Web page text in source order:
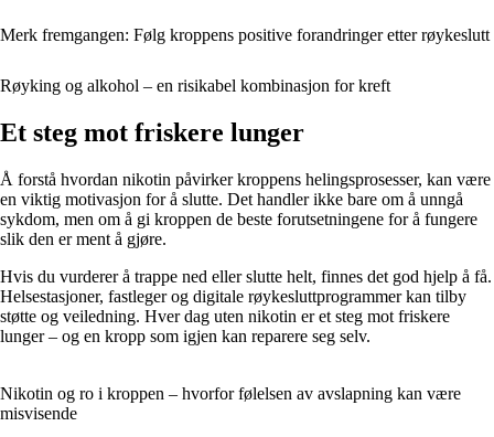
Merk fremgangen: Følg kroppens positive forandringer etter røykeslutt
Røyking og alkohol – en risikabel kombinasjon for kreft
Et steg mot friskere lunger
Å forstå hvordan nikotin påvirker kroppens helingsprosesser, kan være
en viktig motivasjon for å slutte. Det handler ikke bare om å unngå
sykdom, men om å gi kroppen de beste forutsetningene for å fungere
slik den er ment å gjøre.
Hvis du vurderer å trappe ned eller slutte helt, finnes det god hjelp å få.
Helsestasjoner, fastleger og digitale røykesluttprogrammer kan tilby
støtte og veiledning. Hver dag uten nikotin er et steg mot friskere
lunger – og en kropp som igjen kan reparere seg selv.
Nikotin og ro i kroppen – hvorfor følelsen av avslapning kan være
misvisende